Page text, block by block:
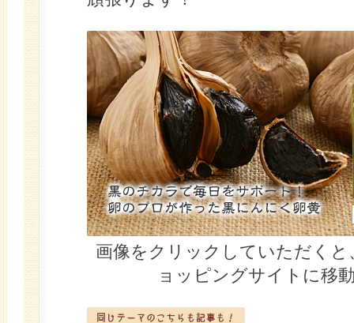
画像をクリックしていただくと
ョッピングサイトに移